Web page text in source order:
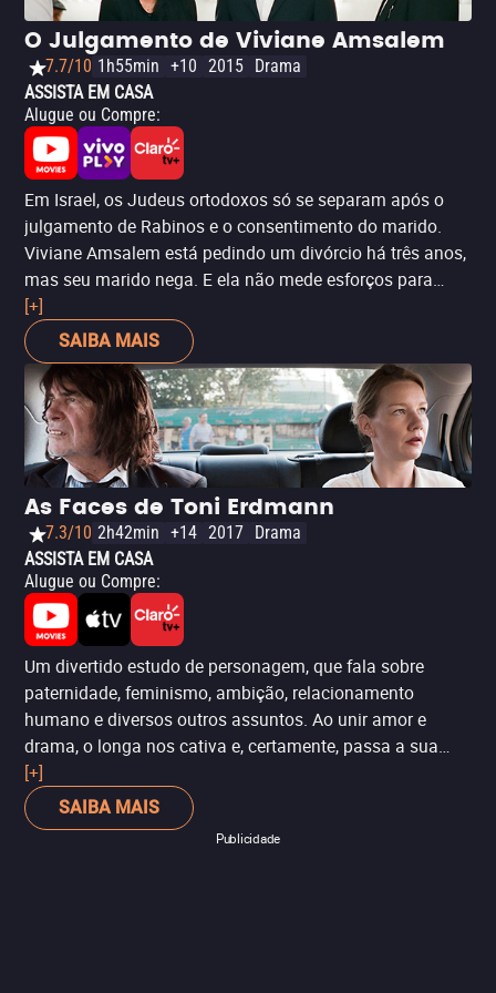
O Julgamento de Viviane Amsalem
7.7/10 1h55min +10 2015 Drama
ASSISTA EM CASA
Alugue ou Compre:
Em Israel, os Judeus ortodoxos só se separam após o
julgamento de Rabinos e o consentimento do marido.
Viviane Amsalem está pedindo um divórcio há três anos,
mas seu marido nega. E ela não mede esforços para
conseguir sua liberdade. Uma história real, que acontece
todos os dias - seja em Israel, seja no resto do mundo.
Mulheres obrigadas a viver uma vida que não querem,
em relacionamentos abusivos e sem nenhum amparo da
religião, das leis ou da sociedade. Existem diversas
Vivianes por aí. Esta é apenas uma destas histórias. O
longa, co-dirigido por Ronit Elkabetz.
[+]
SAIBA MAIS
As Faces de Toni Erdmann
7.3/10 2h42min +14 2017 Drama
ASSISTA EM CASA
Alugue ou Compre:
Um divertido estudo de personagem, que fala sobre
paternidade, feminismo, ambição, relacionamento
humano e diversos outros assuntos. Ao unir amor e
drama, o longa nos cativa e, certamente, passa a sua
mensagem. Não é à toa que o filme era um dos favoritos
ao Oscar 2017, mas perdeu na categoria de Filme
Estrangeiro para 'O Apartamento'. A direção é de Maren
[+]
SAIBA MAIS
Publicidade